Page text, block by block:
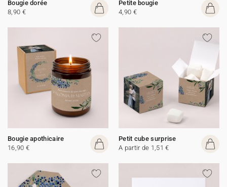
Bougie dorée
8,90 €
Petite bougie
4,90 €
Bougie apothicaire
16,90 €
Petit cube surprise
A partir de 1,51 €